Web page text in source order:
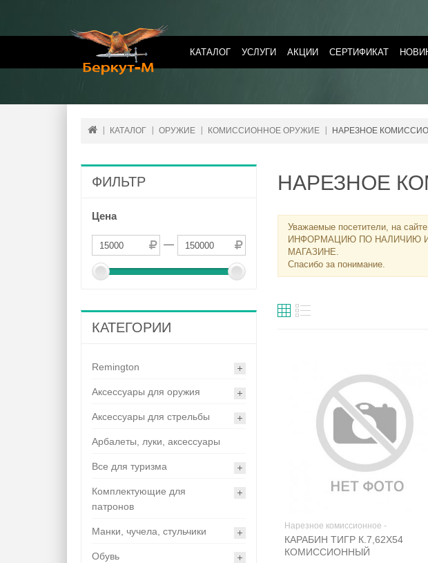
КАТАЛОГ УСЛУГИ АКЦИИ СЕРТИФИКАТ
КАТАЛОГ ОРУЖИЕ КОМИССИОННОЕ ОРУЖИЕ НАРЕЗНОЕ
ФИЛЬТР
Цена
—
КАТЕГОРИИ
Remington
Аксессуары для оружия
Аксессуары для стрельбы
Арбалеты, луки, аксессуары
Все для туризма
Комплектующие для
патронов
Манки, чучела, стульчики
Обувь
НАРЕЗНОЕ
Уважаемые посетители, на
ИНФОРМАЦИЮ ПО НАЛИЧИЮ
МАГАЗИНЕ.
Спасибо за понимание.
Нарезное комиссионное -
КАРАБИН ТИГР К.7,62Х54
КОМИССИОННЫЙ